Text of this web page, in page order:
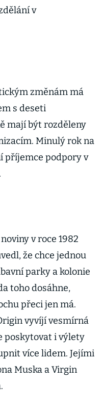
v
změnám má
s deseti
mají být rozděleny
Minulý rok na
příjemce podpory v
v roce 1982
že chce jednou
parky a kolonie
toho dosáhne,
přeci jen má.
vyvíjí vesmírná
poskytovat i výlety
více lidem. Jejími
Muska a Virgin